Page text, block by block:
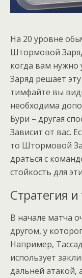
На 20 уровне
Штормовой
когда вам
Заряд решает
тимфайте вы
необходима
Бури – другая
Зависит от вас.
то Штормовой
драться с
стойкость для
Стратегия и
В начале матча
другом, у
Например,
использует
дальней атакой,